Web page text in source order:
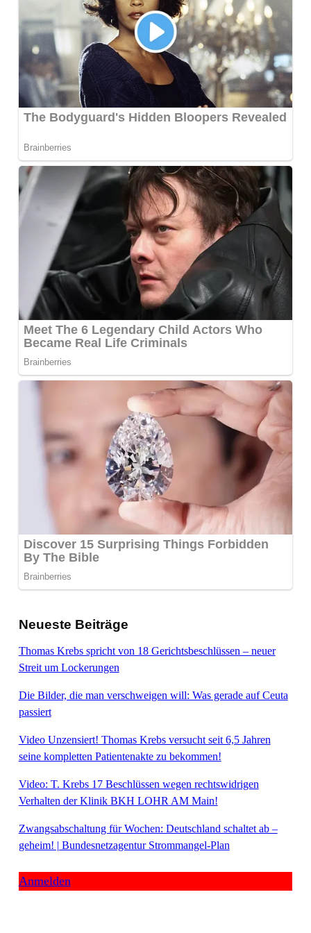
Neueste Beiträge
Thomas Krebs spricht von 18 Gerichtsbeschlüssen – neuer
Streit um Lockerungen
Die Bilder, die man verschweigen will: Was gerade auf Ceuta
passiert
Video Unzensiert! Thomas Krebs versucht seit 6,5 Jahren
seine kompletten Patientenakte zu bekommen!
Video: T. Krebs 17 Beschlüssen wegen rechtswidrigen
Verhalten der Klinik BKH LOHR AM Main!
Zwangsabschaltung für Wochen: Deutschland schaltet ab –
geheim! | Bundesnetzagentur Strommangel-Plan
Anmelden